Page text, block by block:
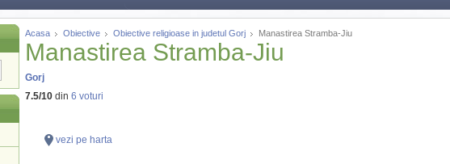
Acasa Obiective Obiective religioase in judetul Gorj Manastirea Stramba-Jiu
Manastirea Stramba-Jiu
Gorj
7.5/10din 6 voturi
vezi pe harta